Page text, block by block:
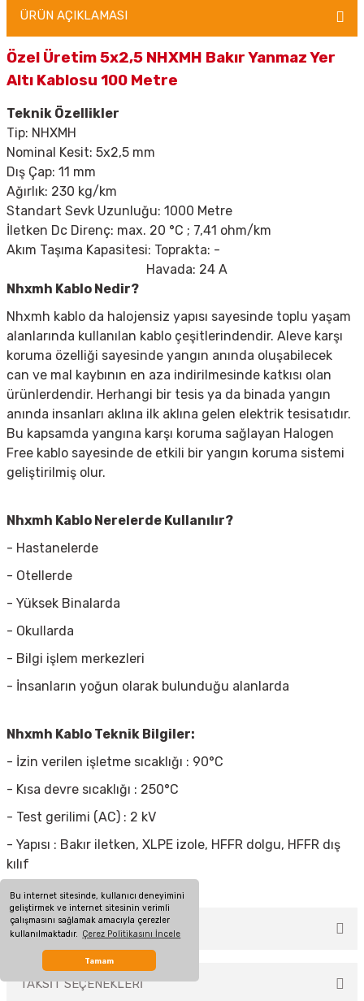
Bu internet sitesinde, kullanıcı deneyimini
geliştirmek ve internet sitesinin verimli
çalışmasını sağlamak amacıyla çerezler
kullanılmaktadır. Çerez Politikasını İncele
Tamam
ÜRÜN AÇIKLAMASI
Özel Üretim 5x2,5 NHXMH Bakır Yanmaz Yer
Altı Kablosu 100 Metre
Teknik Özellikler
Tip: NHXMH
Nominal Kesit: 5x2,5 mm
Dış Çap: 11 mm
Ağırlık: 230 kg/km
Standart Sevk Uzunluğu: 1000 Metre
İletken Dc Direnç: max. 20 °C ; 7,41 ohm/km
Akım Taşıma Kapasitesi: Toprakta: -
Havada: 24 A
Nhxmh Kablo Nedir?
Nhxmh kablo da halojensiz yapısı sayesinde toplu yaşam
alanlarında kullanılan kablo çeşitlerindendir. Aleve karşı
koruma özelliği sayesinde yangın anında oluşabilecek
can ve mal kaybının en aza indirilmesinde katkısı olan
ürünlerdendir. Herhangi bir tesis ya da binada yangın
anında insanları aklına ilk aklına gelen elektrik tesisatıdır.
Bu kapsamda yangına karşı koruma sağlayan Halogen
Free kablo sayesinde de etkili bir yangın koruma sistemi
geliştirilmiş olur.
Nhxmh Kablo Nerelerde Kullanılır?
- Hastanelerde
- Otellerde
- Yüksek Binalarda
- Okullarda
- Bilgi işlem merkezleri
- İnsanların yoğun olarak bulunduğu alanlarda
Nhxmh Kablo Teknik Bilgiler:
- İzin verilen işletme sıcaklığı : 90°C
- Kısa devre sıcaklığı : 250°C
- Test gerilimi (AC) : 2 kV
- Yapısı : Bakır iletken, XLPE izole, HFFR dolgu, HFFR dış
kılıf
MÜŞTERİ YORUMLARI
TAKSİT SEÇENEKLERİ